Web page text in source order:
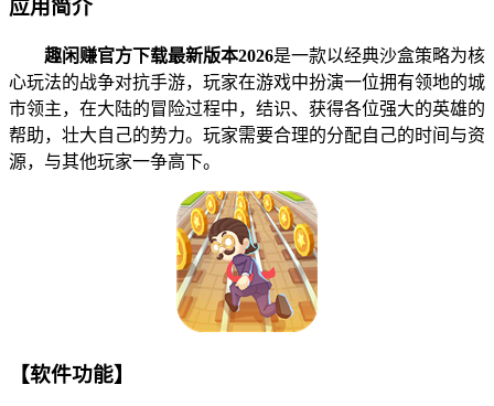
应用简介
趣闲赚官方下载最新版本2026是一款以经典沙盒策略为核
心玩法的战争对抗手游，玩家在游戏中扮演一位拥有领地的城
市领主，在大陆的冒险过程中，结识、获得各位强大的英雄的
帮助，壮大自己的势力。玩家需要合理的分配自己的时间与资
源，与其他玩家一争高下。
【软件功能】